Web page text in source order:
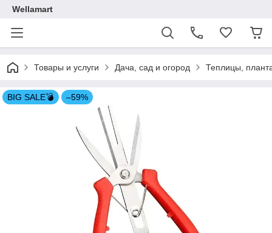
Wellamart
Товары и услуги Дача, сад и огород Теплицы,
BIG SALE💣 –59%